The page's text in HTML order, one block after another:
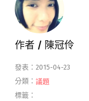
作者 / 陳冠伶
發表：2015-04-23
分類： 議題
標籤：